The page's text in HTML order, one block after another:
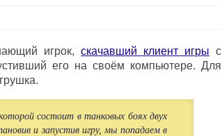
игрок,скачавший клиент игры с
его на своём компьютере. Для
состоит в танковых боях двух
и запустив игру, мы попадаем в